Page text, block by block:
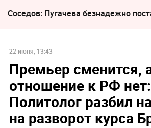
Соседов: Пугачева безнадежно
22 июня, 13:43
Премьер сменится,
отношение к РФ нет:
Политолог разбил
на разворот курса